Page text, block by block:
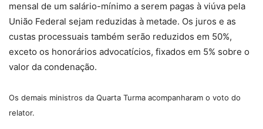
mensal de um salário-mínimo a serem pagas à viúva pela
União Federal sejam reduzidas à metade. Os juros e as
custas processuais também serão reduzidos em 50%,
exceto os honorários advocatícios, fixados em 5% sobre o
valor da condenação.
Os demais ministros da Quarta Turma acompanharam o voto do
relator.